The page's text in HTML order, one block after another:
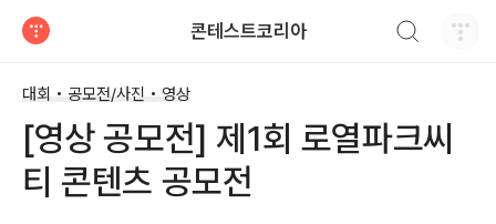
콘테스트코리아
대회 • 공모전/사진 • 영상
[영상 공모전] 제1회 로열파크씨
티 콘텐츠 공모전